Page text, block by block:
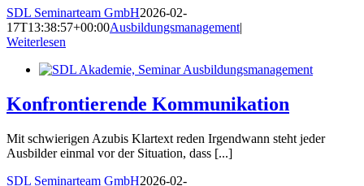
SDL Seminarteam GmbH2026-02-
17T13:38:57+00:00Ausbildungsmanagement|
Weiterlesen
Konfrontierende Kommunikation
Mit schwierigen Azubis Klartext reden Irgendwann steht jeder
Ausbilder einmal vor der Situation, dass [...]
SDL Seminarteam GmbH2026-02-